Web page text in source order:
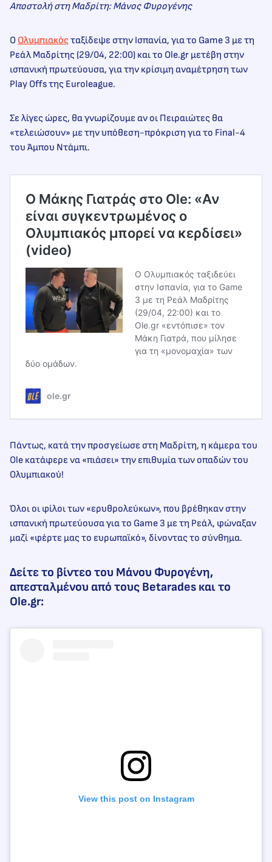
Αποστολή στη Μαδρίτη: Μάνος Φυρογένης
Ο Ολυμπιακός ταξίδεψε στην Ισπανία, για το Game 3 με τη
Ρεάλ Μαδρίτης (29/04, 22:00) και το Ole.gr μετέβη στην
ισπανική πρωτεύουσα, για την κρίσιμη αναμέτρηση των
Play Offs της Euroleague.
Σε λίγες ώρες, θα γνωρίζουμε αν οι Πειραιώτες θα
«τελειώσουν» με την υπόθεση-πρόκριση για το Final-4
του Άμπου Ντάμπι.
O Mάκης Γιατράς στο Ole: «Αν
είναι συγκεντρωμένος ο
Ολυμπιακός μπορεί να κερδίσει»
(video)
Ο Ολυμπιακός ταξιδεύει
στην Ισπανία, για το Game
3 με τη Ρεάλ Μαδρίτης
(29/04, 22:00) και το
Ole.gr «εντόπισε» τον
Μάκη Γιατρά, που μίλησε
για τη «μονομαχία» των
δύο ομάδων.
ole.gr
Πάντως, κατά την προσγείωσε στη Μαδρίτη, η κάμερα του
Ole κατάφερε να «πιάσει» την επιθυμία των οπαδών του
Ολυμπιακού!
Όλοι οι φίλοι των «ερυθρολεύκων», που βρέθηκαν στην
ισπανική πρωτεύουσα για το Game 3 με τη Ρεάλ, φώναξαν
μαζί «φέρτε μας το ευρωπαϊκό», δίνοντας το σύνθημα.
Δείτε το βίντεο του Μάνου Φυρογένη,
απεσταλμένου από τους Betarades και το
Ole.gr:
View this post on Instagram